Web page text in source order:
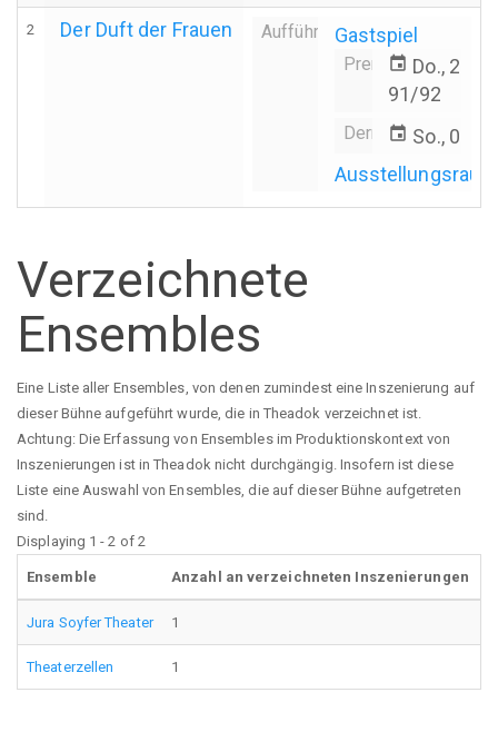
2 Der Duft der Frauen AufführungGastspiel
Premiere
event Do.,
91/92
Derniere
event So.,
Ausstellungsraum
Verzeichnete
Ensembles
Eine Liste aller Ensembles, von denen zumindest eine Inszenierung auf
dieser Bühne aufgeführt wurde, die in Theadok verzeichnet ist.
Achtung: Die Erfassung von Ensembles im Produktionskontext von
Inszenierungen ist in Theadok nicht durchgängig. Insofern ist diese
Liste eine Auswahl von Ensembles, die auf dieser Bühne aufgetreten
sind.
Displaying 1 - 2 of 2
Ensemble Anzahl an verzeichneten Inszenierungen
Jura Soyfer Theater 1
Theaterzellen 1